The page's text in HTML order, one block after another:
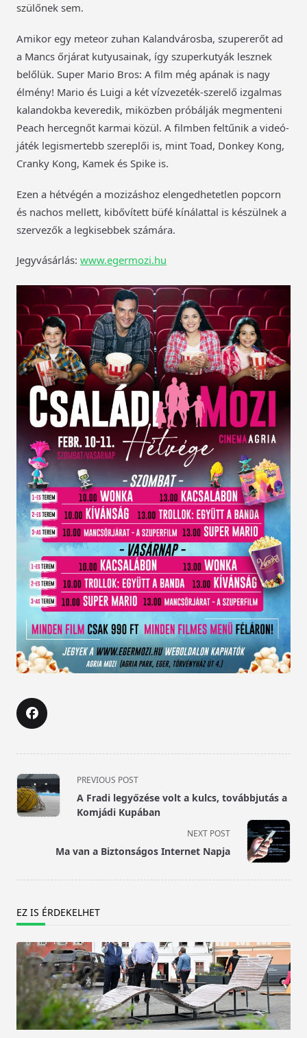
szülőnek sem.
Amikor egy meteor zuhan Kalandvárosba, szupererőt ad
a Mancs őrjárat kutyusainak, így szuperkutyák lesznek
belőlük. Super Mario Bros: A film még apának is nagy
élmény! Mario és Luigi a két vízvezeték-szerelő izgalmas
kalandokba keveredik, miközben próbálják megmenteni
Peach hercegnőt karmai közül. A filmben feltűnik a videó-
játék legismertebb szereplői is, mint Toad, Donkey Kong,
Cranky Kong, Kamek és Spike is.
Ezen a hétvégén a mozizáshoz elengedhetetlen popcorn
és nachos mellett, kibővített büfé kínálattal is készülnek a
szervezők a legkisebbek számára.
Jegyvásárlás: www.egermozi.hu
<span
class="nav-
subtitle
PREVIOUS POST
A Fradi legyőzése volt a kulcs, továbbjutás a
Komjádi Kupában
NEXT POST
Ma van a Biztonságos Internet Napja
EZ IS ÉRDEKELHET